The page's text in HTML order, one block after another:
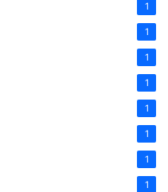
1
1
1
1
1
1
1
1